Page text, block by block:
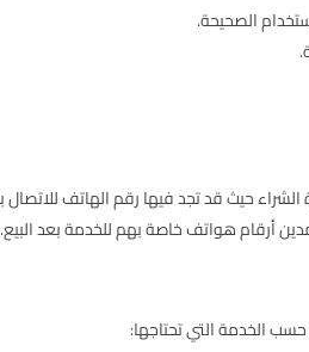
الصحيحة.
حيث قد تجد فيها رقم الهاتف للاتصال
أرقام هواتف خاصة بهم للخدمة بعد البيع.
الخدمة التي تحتاجها: